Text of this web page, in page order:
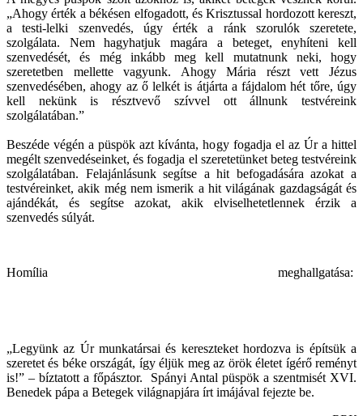
„Ahogy érték a békésen elfogadott, és Krisztussal hordozott kereszt,
a testi-lelki szenvedés, úgy érték a ránk szorulók szeretete,
szolgálata. Nem hagyhatjuk magára a beteget, enyhíteni kell
szenvedését, és még inkább meg kell mutatnunk neki, hogy
szeretetben mellette vagyunk. Ahogy Mária részt vett Jézus
szenvedésében, ahogy az ő lelkét is átjárta a fájdalom hét tőre, úgy
kell nekünk is résztvevő szívvel ott állnunk testvéreink
szolgálatában.”
Beszéde végén a püspök azt kívánta, hogy fogadja el az Úr a hittel
megélt szenvedéseinket, és fogadja el szeretetünket beteg testvéreink
szolgálatában. Felajánlásunk segítse a hit befogadására azokat a
testvéreinket, akik még nem ismerik a hit világának gazdagságát és
ajándékát, és segítse azokat, akik elviselhetetlennek érzik a
szenvedés súlyát.
Homília meghallgatása:
„Legyünk az Úr munkatársai és kereszteket hordozva is építsük a
szeretet és béke országát, így éljük meg az örök életet ígérő reményt
is!” – bíztatott a főpásztor. Spányi Antal püspök a szentmisét XVI.
Benedek pápa a Betegek világnapjára írt imájával fejezte be.